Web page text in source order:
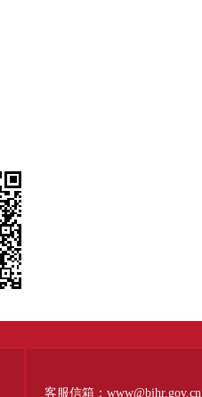
客服信箱：www@bjhr.gov.cn